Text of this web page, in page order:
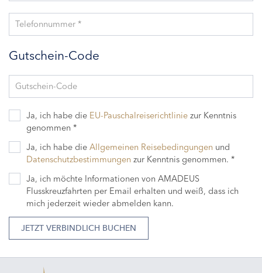
Telefonnummer *
Gutschein-Code
Gutschein-Code
Ja, ich habe die EU-Pauschalreiserichtlinie zur Kenntnis
genommen *
Ja, ich habe die Allgemeinen Reisebedingungen und
Datenschutzbestimmungen zur Kenntnis genommen. *
Ja, ich möchte Informationen von AMADEUS
Flusskreuzfahrten per Email erhalten und weiß, dass ich
mich jederzeit wieder abmelden kann.
JETZT VERBINDLICH BUCHEN